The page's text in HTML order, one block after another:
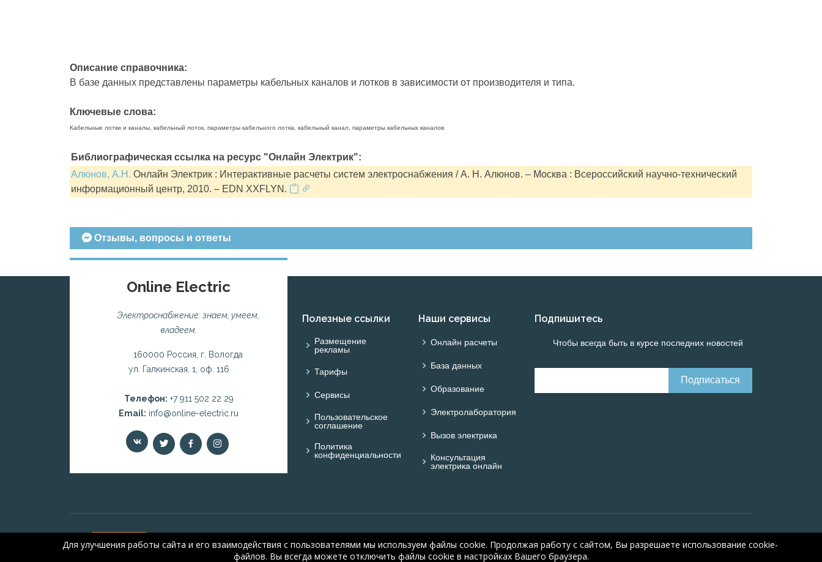
Описание справочника:
В базе данных представлены параметры кабельных каналов и лотков в зависимости от производителя и типа.
Ключевые слова:
Кабельные лотки и каналы, кабельный лоток, параметры кабельного лотка, кабельный канал, параметры кабельных каналов
Библиографическая ссылка на ресурс "Онлайн Электрик":
Алюнов, А.Н. Онлайн Электрик : Интерактивные расчеты систем электроснабжения / А. Н. Алюнов. – Москва : Всероссийский научно-технический
информационный центр, 2010. – EDN XXFLYN.
Отзывы, вопросы и ответы
Online Electric
Электроснабжение: знаем, умеем,
владеем.
160000 Россия, г. Вологда
ул. Галкинская, 1, оф. 116
Телефон: +7 911 502 22 29
Email: info@online-electric.ru
Полезные ссылки
Размещение
рекламы
Тарифы
Сервисы
Пользовательское
соглашение
Политика
конфиденциальности
Наши сервисы
Онлайн расчеты
База данных
Образование
Электролаборатория
Вызов электрика
Консультация
электрика онлайн
Подпишитесь
Чтобы всегда быть в курсе последних новостей
electric.ru, 2008-2026
Для улучшения работы сайта и его взаимодействия с пользователями мы используем файлы cookie. Продолжая работу с сайтом, Вы разрешаете использование cookie-
файлов. Вы всегда можете отключить файлы cookie в настройках Вашего браузера.